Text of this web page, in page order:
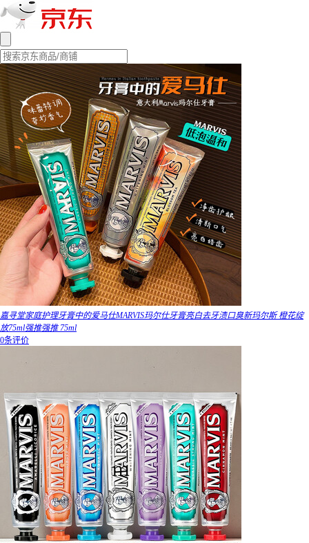
嘉寻堂家庭护理牙膏中的爱马仕MARVIS玛尔仕牙膏亮白去牙渍口臭新玛尔斯 橙花绽
放75ml强推强推 75ml
0条评价